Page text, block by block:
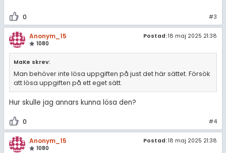
0 #3
Anonym_15
1080
Postad:18 maj 2025 21:38
MaKe skrev:
Man behöver inte lösa uppgiften på just det här sättet. Försök
att lösa uppgiften på ett eget sätt.
Hur skulle jag annars kunna lösa den?
0 #4
Anonym_15
1080
Postad:18 maj 2025 21:38